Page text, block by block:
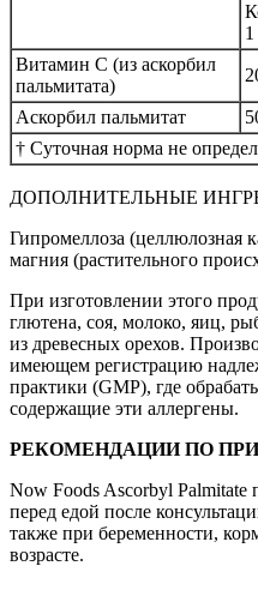
Витамин C (из аскорбил
пальмитата)
Аскорбил пальмитат
† Суточная норма не
ДОПОЛНИТЕЛЬНЫЕ
Гипромеллоза (целлюлозная
магния (растительного
При изготовлении этого
глютена, соя, молоко, яиц,
из древесных орехов.
имеющем регистрацию
практики (GMP), где
содержащие эти аллергены.
РЕКОМЕНДАЦИИ ПО
Now Foods Ascorbyl Palmitate
перед едой после
также при беременности,
возрасте.